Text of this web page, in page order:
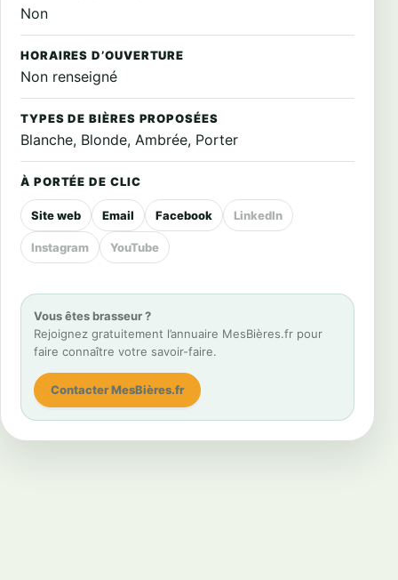
Non
HORAIRES D’OUVERTURE
Non renseigné
TYPES DE BIÈRES PROPOSÉES
Blanche, Blonde, Ambrée, Porter
À PORTÉE DE CLIC
Site web Email Facebook LinkedIn
Instagram YouTube
Vous êtes brasseur ?
Rejoignez gratuitement l’annuaire MesBières.fr pour
faire connaître votre savoir-faire.
Contacter MesBières.fr